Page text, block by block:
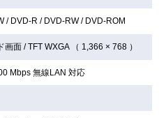
/ DVD-R / DVD-RW / DVD-ROM
画面 /TFTWXGA （ 1,366 × 768 ）
Mbps 無線LAN対応